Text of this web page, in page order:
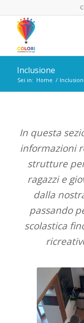
Inclusione
Sei in: Home /
In questa
informazioni
strutture
ragazzi e
dalla
passando
scolastica